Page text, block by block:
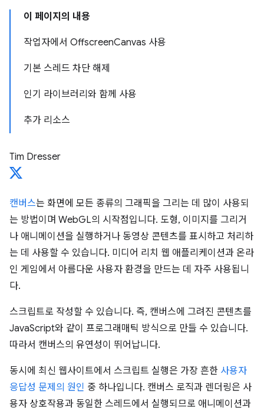
이 페이지의 내용
작업자에서 OffscreenCanvas 사용
기본 스레드 차단 해제
인기 라이브러리와 함께 사용
추가 리소스
Tim Dresser
캔버스는 화면에 모든 종류의 그래픽을 그리는 데 많이 사용되
는 방법이며 WebGL의 시작점입니다. 도형, 이미지를 그리거
나 애니메이션을 실행하거나 동영상 콘텐츠를 표시하고 처리하
는 데 사용할 수 있습니다. 미디어 리치 웹 애플리케이션과 온라
인 게임에서 아름다운 사용자 환경을 만드는 데 자주 사용됩니
다.
스크립트로 작성할 수 있습니다. 즉, 캔버스에 그려진 콘텐츠를
JavaScript와 같이 프로그래매틱 방식으로 만들 수 있습니다.
따라서 캔버스의 유연성이 뛰어납니다.
동시에 최신 웹사이트에서 스크립트 실행은 가장 흔한 사용자
응답성 문제의 원인 중 하나입니다. 캔버스 로직과 렌더링은 사
용자 상호작용과 동일한 스레드에서 실행되므로 애니메이션과